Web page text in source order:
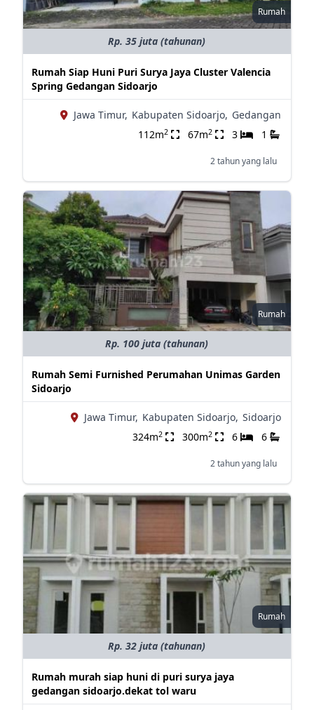
Rumah
Rp. 35 juta (tahunan)
Rumah Siap Huni Puri Surya Jaya Cluster Valencia
Spring Gedangan Sidoarjo
Jawa Timur, Kabupaten Sidoarjo, Gedangan
112m2 67m2 3 1
2 tahun yang lalu
Rumah
Rp. 100 juta (tahunan)
Rumah Semi Furnished Perumahan Unimas Garden
Sidoarjo
Jawa Timur, Kabupaten Sidoarjo, Sidoarjo
324m2 300m2 6 6
2 tahun yang lalu
Rumah
Rp. 32 juta (tahunan)
Rumah murah siap huni di puri surya jaya
gedangan sidoarjo.dekat tol waru